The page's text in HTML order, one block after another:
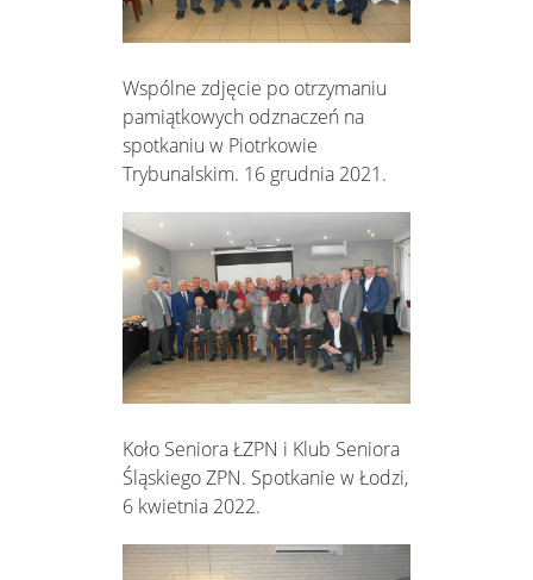
Wspólne zdjęcie po otrzymaniu
pamiątkowych odznaczeń na
spotkaniu w Piotrkowie
Trybunalskim. 16 grudnia 2021.
Koło Seniora ŁZPN i Klub Seniora
Śląskiego ZPN. Spotkanie w Łodzi,
6 kwietnia 2022.